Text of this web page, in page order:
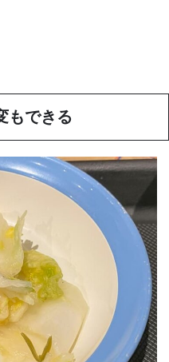
もできる